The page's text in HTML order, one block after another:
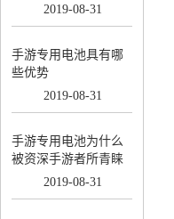
2019-08-31
手游专用电池具有哪
些优势
2019-08-31
手游专用电池为什么
被资深手游者所青睐
2019-08-31